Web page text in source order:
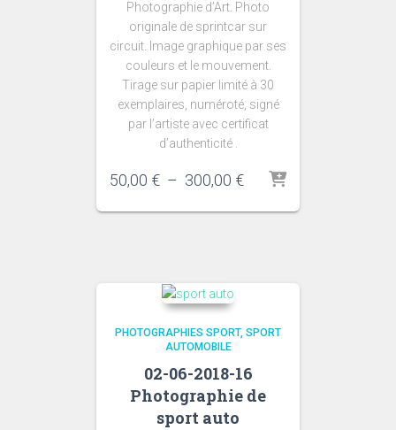
Photographie d’Art. Photo
originale de sprintcar sur
circuit. Image graphique par ses
couleurs et le mouvement.
Tirage sur papier limité à 30
exemplaires, numéroté, signé
par l’artiste avec certificat
d’authenticité .
50,00 € – 300,00 €Plage
prix :
PHOTOGRAPHIES SPORT SPORT
AUTOMOBILE
02-06-2018-16
Photographie de
sport auto